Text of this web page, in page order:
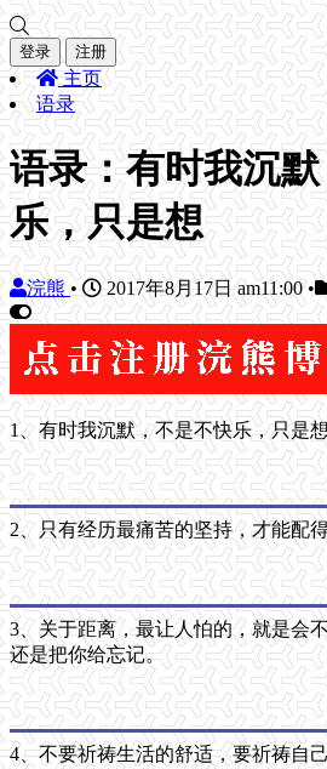
登录 注册
主页
语录
语录：有时我沉
乐，只是想
浣熊• 2017年8月17日 am11:00•
1、有时我沉默，不是不快乐，只是
2、只有经历最痛苦的坚持，才能配
3、关于距离，最让人怕的，就是会
还是把你给忘记。
4、不要祈祷生活的舒适，要祈祷自